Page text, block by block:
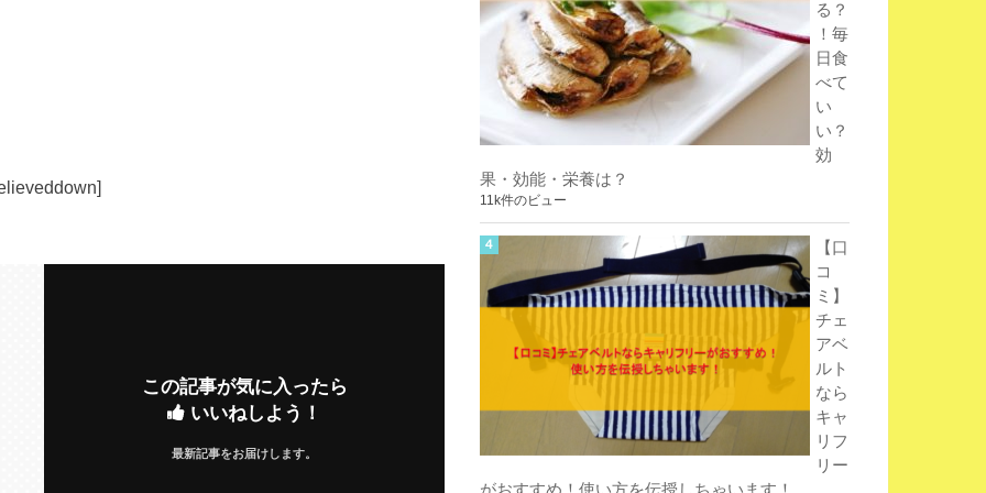
この記事が気に入ったら
いいねしよう！
最新記事をお届けします。
る？
！毎
日食
べて
い
い？
効
果・効能・栄養は？
11k件のビュー
【口
コ
ミ】
チェ
アベ
ルト
なら
キャ
リフ
リー